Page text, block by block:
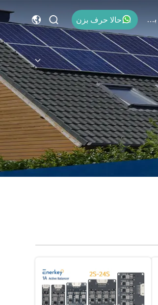
با ما تماس بگیرید حالا حرف بزن